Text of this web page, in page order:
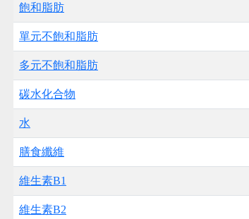
飽和脂肪
單元不飽和脂肪
多元不飽和脂肪
碳水化合物
水
膳食纖維
維生素B1
維生素B2